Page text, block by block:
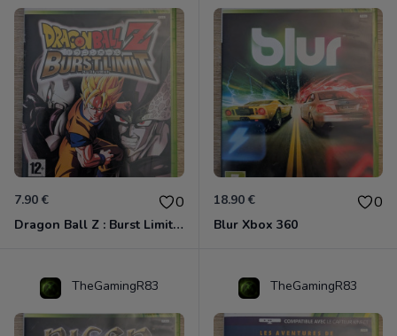
7.90 € 0
Dragon Ball Z : Burst Limit Xbox 360
18.90 € 0
Blur Xbox 360
TheGamingR83 TheGamingR83